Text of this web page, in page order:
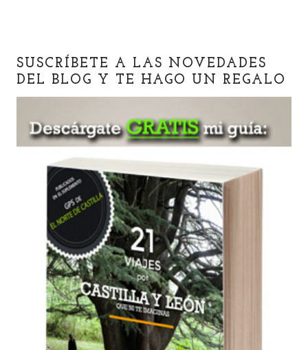
SUSCRÍBETE A LAS NOVEDADES
DEL BLOG Y TE HAGO UN REGALO